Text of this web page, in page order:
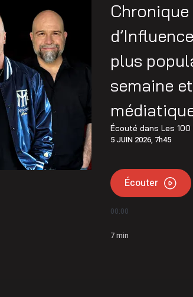
plus
semaine
Écouté dansLes
5 JUIN 2026, 7h45
Écouter
00:00
7min